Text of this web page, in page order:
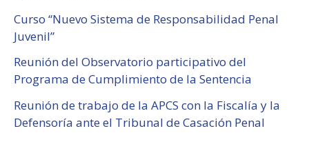
Curso “Nuevo Sistema de Responsabilidad Penal
Juvenil”
Reunión del Observatorio participativo del
Programa de Cumplimiento de la Sentencia
Reunión de trabajo de la APCS con la Fiscalía y la
Defensoría ante el Tribunal de Casación Penal